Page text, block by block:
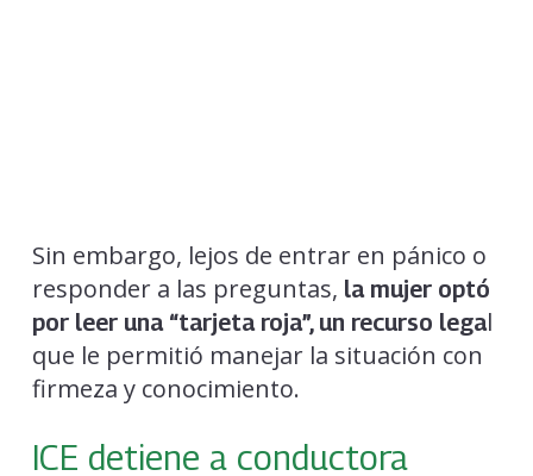
Sin embargo, lejos de entrar en pánico o
responder a las preguntas, la mujer optó
por leer una “tarjeta roja”, un recurso legal
que le permitió manejar la situación con
firmeza y conocimiento.
ICE detiene a conductora